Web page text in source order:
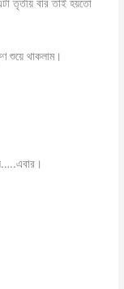
তৃতীয় বার তাই হয়তো
শুয়ে থাকলাম।